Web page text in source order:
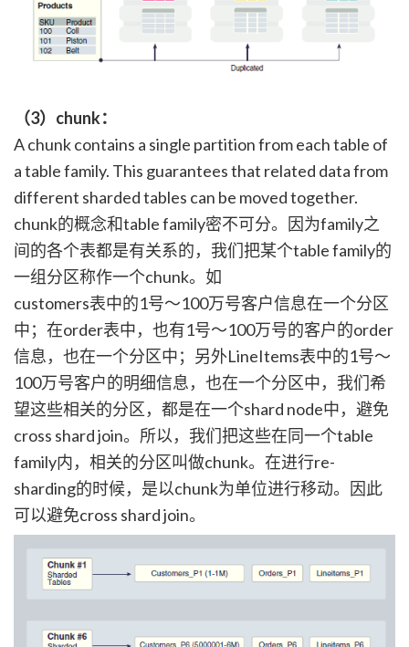
（3）chunk：
A chunk contains a single partition from each table of
a table family. This guarantees that related data from
different sharded tables can be moved together.
chunk的概念和table family密不可分。因为family之
间的各个表都是有关系的，我们把某个table family的
一组分区称作一个chunk。如
customers表中的1号～100万号客户信息在一个分区
中；在order表中，也有1号～100万号的客户的order
信息，也在一个分区中；另外LineItems表中的1号～
100万号客户的明细信息，也在一个分区中，我们希
望这些相关的分区，都是在一个shard node中，避免
cross shard join。所以，我们把这些在同一个table
family内，相关的分区叫做chunk。在进行re-
sharding的时候，是以chunk为单位进行移动。因此
可以避免cross shard join。